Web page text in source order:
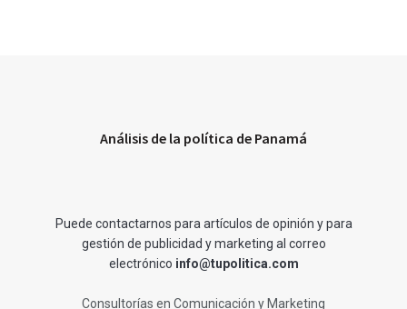
Análisis de la política de Panamá
Puede contactarnos para artículos de opinión y para
gestión de publicidad y marketing al correo
electrónico info@tupolitica.com
Consultorías en Comunicación y Marketing